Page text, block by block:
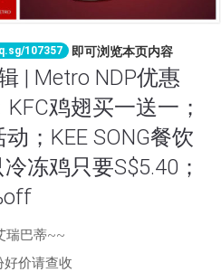
107357 即可浏览本页内容
| Metro NDP优惠
鸡翅买一送一；
；KEE SONG餐饮
冻鸡只要S$5.40；
瑞巴蒂~~
好价请查收